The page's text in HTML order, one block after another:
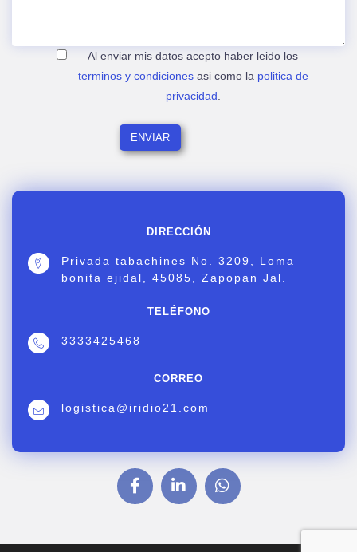
DIRECCIÓN
Privada tabachines No. 3209, Loma
bonita ejidal, 45085, Zapopan Jal.
TELÉFONO
3333425468
CORREO
logistica@iridio21.com
Al enviar mis datos acepto haber leido los
terminos y condicionesasi como la politica de
privacidad